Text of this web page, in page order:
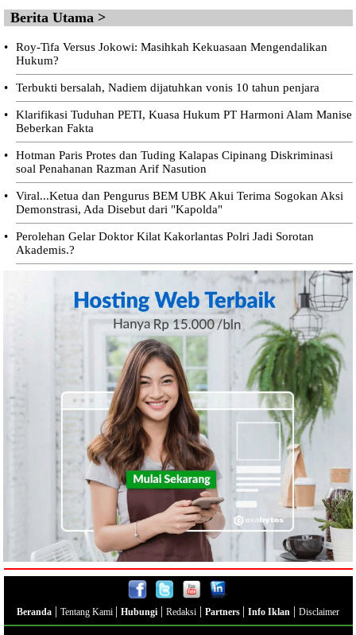
Berita Utama >
•
Roy-Tifa Versus Jokowi: Masihkah Kekuasaan Mengendalikan
Hukum?
• Terbukti bersalah, Nadiem dijatuhkan vonis 10 tahun penjara
•
Klarifikasi Tuduhan PETI, Kuasa Hukum PT Harmoni Alam Manise
Beberkan Fakta
•
Hotman Paris Protes dan Tuding Kalapas Cipinang Diskriminasi
soal Penahanan Razman Arif Nasution
•
Viral...Ketua dan Pengurus BEM UBK Akui Terima Sogokan Aksi
Demonstrasi, Ada Disebut dari "Kapolda"
•
Perolehan Gelar Doktor Kilat Kakorlantas Polri Jadi Sorotan
Akademis.?
Beranda | Tentang Kami | Hubungi | Redaksi | Partners | Info Iklan | Disclaimer